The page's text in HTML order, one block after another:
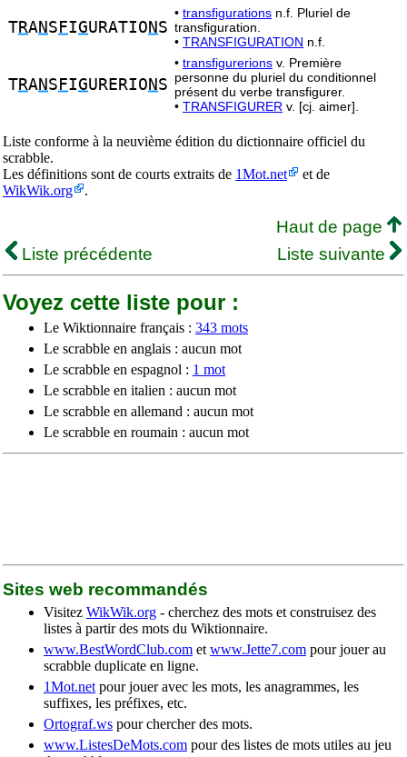
TRAN S FIGURATIO N S
• transfigurations n.f. Pluriel de
transfiguration.
• TRANSFIGURATION n.f.
TRAN S FIGURERIO N S
• transfigurerions v. Première
personne du pluriel du conditionnel
présent du verbe transfigurer.
• TRANSFIGURER v. [cj. aimer].
Liste conforme à la neuvième édition du dictionnaire officiel du
scrabble.
Les définitions sont de courts extraits de 1Mot.net
et de
WikWik.org
.
Haut de page
Liste précédente
Liste suivante
Voyez cette liste pour :
Le Wiktionnaire français : 343 mots
Le scrabble en anglais : aucun mot
Le scrabble en espagnol : 1 mot
Le scrabble en italien : aucun mot
Le scrabble en allemand : aucun mot
Le scrabble en roumain : aucun mot
Sites web recommandés
Visitez WikWik.org - cherchez des mots et construisez des
listes à partir des mots du Wiktionnaire.
www.BestWordClub.com et www.Jette7.com pour jouer au
scrabble duplicate en ligne.
1Mot.net pour jouer avec les mots, les anagrammes, les
suffixes, les préfixes, etc.
Ortograf.ws pour chercher des mots.
www.ListesDeMots.com pour des listes de mots utiles au jeu